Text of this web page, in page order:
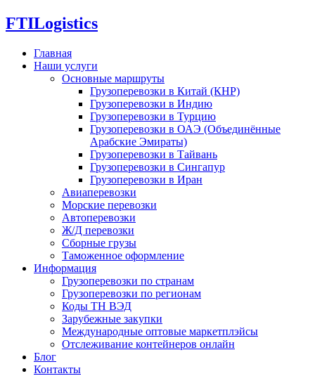
FTILogistics
Главная
Наши услуги
Основные маршруты
Грузоперевозки в Китай (КНР)
Грузоперевозки в Индию
Грузоперевозки в Турцию
Грузоперевозки в ОАЭ (Объединённые
Арабские Эмираты)
Грузоперевозки в Тайвань
Грузоперевозки в Сингапур
Грузоперевозки в Иран
Авиаперевозки
Морские перевозки
Автоперевозки
Ж/Д перевозки
Сборные грузы
Таможенное оформление
Информация
Грузоперевозки по странам
Грузоперевозки по регионам
Коды ТН ВЭД
Зарубежные закупки
Международные оптовые маркетплэйсы
Отслеживание контейнеров онлайн
Блог
Контакты